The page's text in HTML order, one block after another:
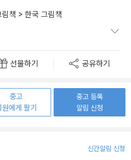
림책 > 한국 그림책
선물하기 공유하기
중고
원에게 팔기
중고 등록
알림 신청
신간알림 신청